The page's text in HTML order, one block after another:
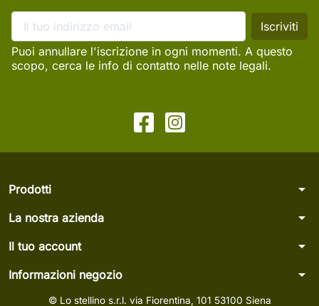
Puoi annullare l'iscrizione in ogni momenti. A questo
scopo, cerca le info di contatto nelle note legali.
Prodotti arrow_drop_down
La nostra azienda arrow_drop_down
Il tuo account arrow_drop_down
Informazioni negozio arrow_drop_down
© Lo stellino s.r.l. via Fiorentina, 101 53100 Siena